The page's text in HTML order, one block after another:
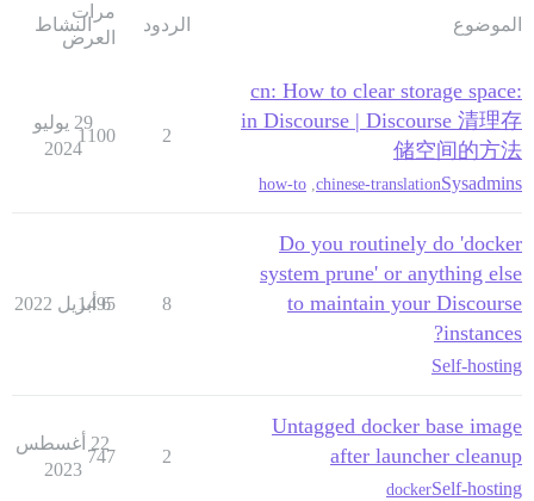
الموضوع الردود
مرات
العرض
النشاط
:cn: How to clear storage space
in Discourse | Discourse 清理存
储空间的方法
Sysadmins
chinese-translation
how-to
2
1100
29 يوليو
2024
Do you routinely do 'docker
system prune' or anything else
to maintain your Discourse
instances?
Self-hosting
8
1495
6 أبريل 2022
Untagged docker base image
after launcher cleanup
Self-hosting
docker
2
747
22 أغسطس
2023